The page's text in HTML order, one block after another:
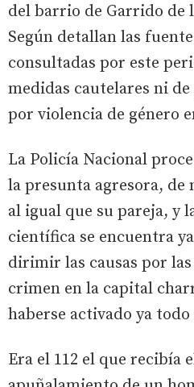
del barrio de Garrido de
Según detallan las
consultadas por este
medidas cautelares ni
por violencia de género
La Policía Nacional
la presunta agresora, de
al igual que su pareja, y
científica se encuentra
dirimir las causas por
crimen en la capital
haberse activado ya
Era el 112 el que recibía